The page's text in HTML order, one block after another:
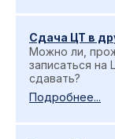
Сдача ЦТ в
Можно ли,
записаться на
сдавать?
Подробнее...